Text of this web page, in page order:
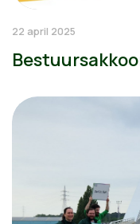
22 april 2025